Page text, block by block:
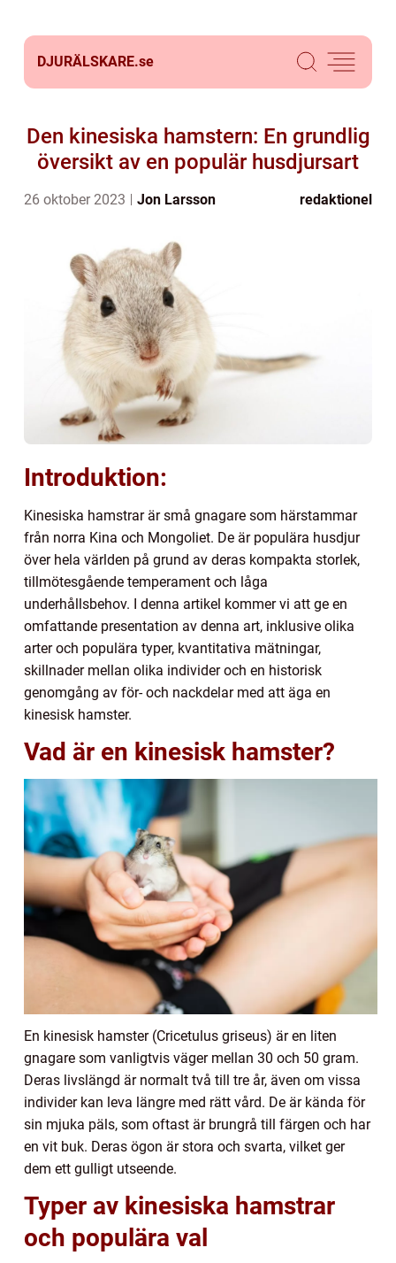
DJURÄLSKARE.se
Den kinesiska hamstern: En grundlig
översikt av en populär husdjursart
26 oktober 2023 Jon Larsson redaktionel
Introduktion:
Kinesiska hamstrar är små gnagare som härstammar
från norra Kina och Mongoliet. De är populära husdjur
över hela världen på grund av deras kompakta storlek,
tillmötesgående temperament och låga
underhållsbehov. I denna artikel kommer vi att ge en
omfattande presentation av denna art, inklusive olika
arter och populära typer, kvantitativa mätningar,
skillnader mellan olika individer och en historisk
genomgång av för- och nackdelar med att äga en
kinesisk hamster.
Vad är en kinesisk hamster?
En kinesisk hamster (Cricetulus griseus) är en liten
gnagare som vanligtvis väger mellan 30 och 50 gram.
Deras livslängd är normalt två till tre år, även om vissa
individer kan leva längre med rätt vård. De är kända för
sin mjuka päls, som oftast är brungrå till färgen och har
en vit buk. Deras ögon är stora och svarta, vilket ger
dem ett gulligt utseende.
Typer av kinesiska hamstrar
och populära val